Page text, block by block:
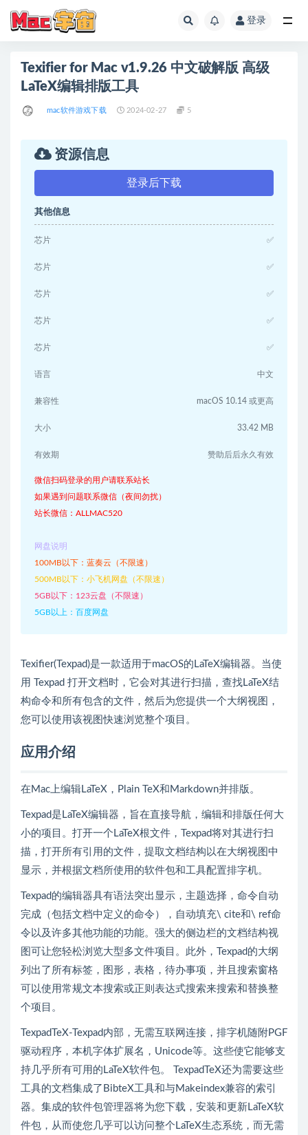
登录
Texifier for Mac v1.9.26 中文破解版 高级
LaTeX编辑排版工具
mac软件游戏下载 2024-02-27 5
资源信息
登录后下载
其他信息
芯片 ✅
芯片 ✅
芯片 ✅
芯片 ✅
芯片 ✅
语言 中文
兼容性 macOS 10.14 或更高
大小 33.42 MB
有效期 赞助后后永久有效
微信扫码登录的用户请联系站长
如果遇到问题联系微信（夜间勿扰）
站长微信：ALLMAC520
网盘说明
100MB以下：蓝奏云（不限速）
500MB以下：小飞机网盘（不限速）
5GB以下：123云盘（不限速）
5GB以上：百度网盘
Texifier(Texpad)是一款适用于macOS的LaTeX编辑器。当使
用 Texpad 打开文档时，它会对其进行扫描，查找LaTeX结
构命令和所有包含的文件，然后为您提供一个大纲视图，
您可以使用该视图快速浏览整个项目。
应用介绍
在Mac上编辑LaTeX，Plain TeX和Markdown并排版。
Texpad是LaTeX编辑器，旨在直接导航，编辑和排版任何大
小的项目。打开一个LaTeX根文件，Texpad将对其进行扫
描，打开所有引用的文件，提取文档结构以在大纲视图中
显示，并根据文档所使用的软件包和工具配置排字机。
Texpad的编辑器具有语法突出显示，主题选择，命令自动
完成（包括文档中定义的命令），自动填充\ cite和\ ref命
令以及许多其他功能的功能。强大的侧边栏的文档结构视
图可让您轻松浏览大型多文件项目。此外，Texpad的大纲
列出了所有标签，图形，表格，待办事项，并且搜索窗格
可以使用常规文本搜索或正则表达式搜索来搜索和替换整
个项目。
TexpadTeX-Texpad内部，无需互联网连接，排字机随附PGF
驱动程序，本机字体扩展名，Unicode等。这些使它能够支
持几乎所有可用的LaTeX软件包。 TexpadTeX还为需要这些
工具的文档集成了BibteX工具和与Makeindex兼容的索引
器。集成的软件包管理器将为您下载，安装和更新LaTeX软
件包，从而使您几乎可以访问整个LaTeX生态系统，而无需